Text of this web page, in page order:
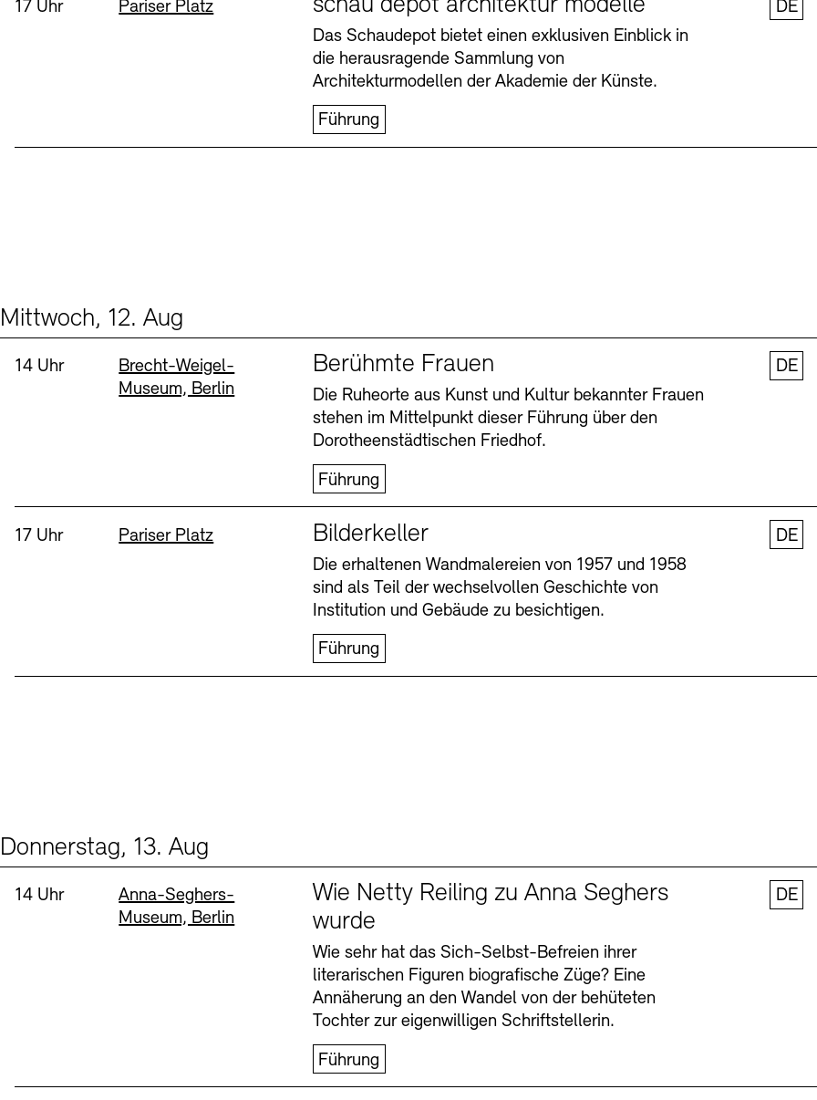
Vermittlungsprogramm
Uhrzeit:
17 Uhr Standort
Pariser Platz
Das Schaudepot bietet einen exklusiven Einblick in
die herausragende Sammlung von
Architekturmodellen der Akademie der Künste.
Führung
DE
Mittwoch, 12. Aug
Uhrzeit:
14 Uhr Standort
Brecht-Weigel-
Museum, Berlin
Berühmte Frauen
Die Ruheorte aus Kunst und Kultur bekannter Frauen
stehen im Mittelpunkt dieser Führung über den
Dorotheenstädtischen Friedhof.
Führung
DE
Uhrzeit:
17 Uhr Standort
Pariser Platz Bilderkeller
Die erhaltenen Wandmalereien von 1957 und 1958
sind als Teil der wechselvollen Geschichte von
Institution und Gebäude zu besichtigen.
Führung
DE
Donnerstag, 13. Aug
Uhrzeit:
14 Uhr Standort
Anna-Seghers-
Museum, Berlin
Wie Netty Reiling zu Anna Seghers
wurde
Wie sehr hat das Sich-Selbst-Befreien ihrer
literarischen Figuren biografische Züge? Eine
Annäherung an den Wandel von der behüteten
Tochter zur eigenwilligen Schriftstellerin.
Führung
DE